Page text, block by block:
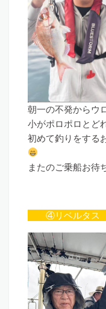
朝一の不発からウ
小がポロポロとど
初めて釣りをする
またのご乗船お待
④リベルタ